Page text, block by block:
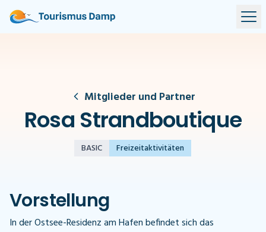
Mitglieder und Partner
Rosa Strandboutique
BASIC Freizeitaktivitäten
Vorstellung
In der Ostsee-Residenz am Hafen befindet sich das